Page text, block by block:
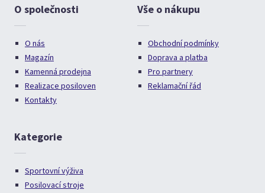
O společnosti
O nás
Magazín
Kamenná prodejna
Realizace posiloven
Kontakty
Vše o nákupu
Obchodní podmínky
Doprava a platba
Pro partnery
Reklamační řád
Kategorie
Sportovní výživa
Posilovací stroje